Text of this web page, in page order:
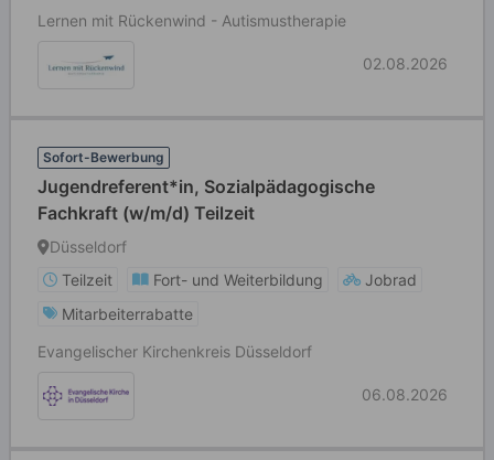
Lernen mit Rückenwind - Autismustherapie
02.08.2026
Sofort-Bewerbung
Jugendreferent*in, Sozialpädagogische
Fachkraft (w/m/d) Teilzeit
Düsseldorf
Teilzeit
Fort- und Weiterbildung
Jobrad
Mitarbeiterrabatte
Evangelischer Kirchenkreis Düsseldorf
06.08.2026